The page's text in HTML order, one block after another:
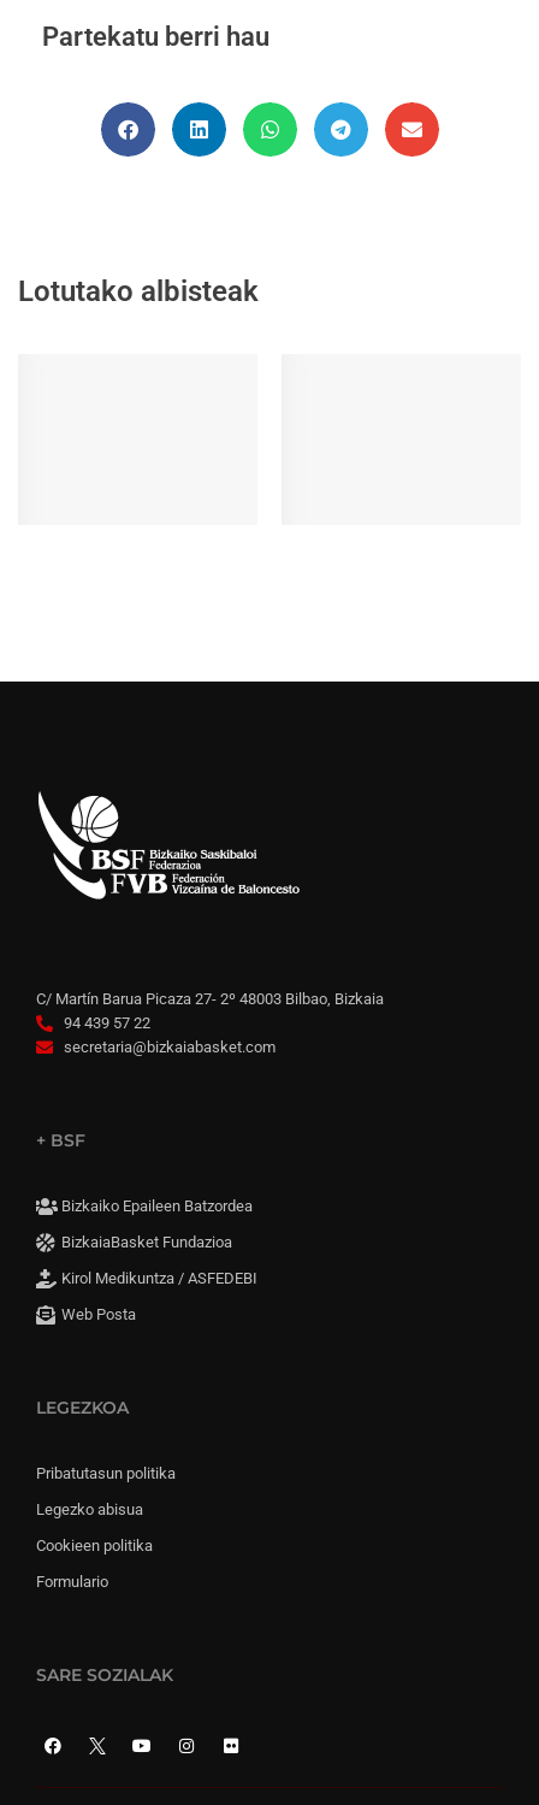
Partekatu berri hau
Lotutako albisteak
C/ Martín Barua Picaza 27- 2º 48003 Bilbao, Bizkaia
94 439 57 22
secretaria@bizkaiabasket.com
+ BSF
Bizkaiko Epaileen Batzordea
BizkaiaBasket Fundazioa
Kirol Medikuntza / ASFEDEBI
Web Posta
LEGEZKOA
Pribatutasun politika
Legezko abisua
Cookieen politika
Formulario
SARE SOZIALAK